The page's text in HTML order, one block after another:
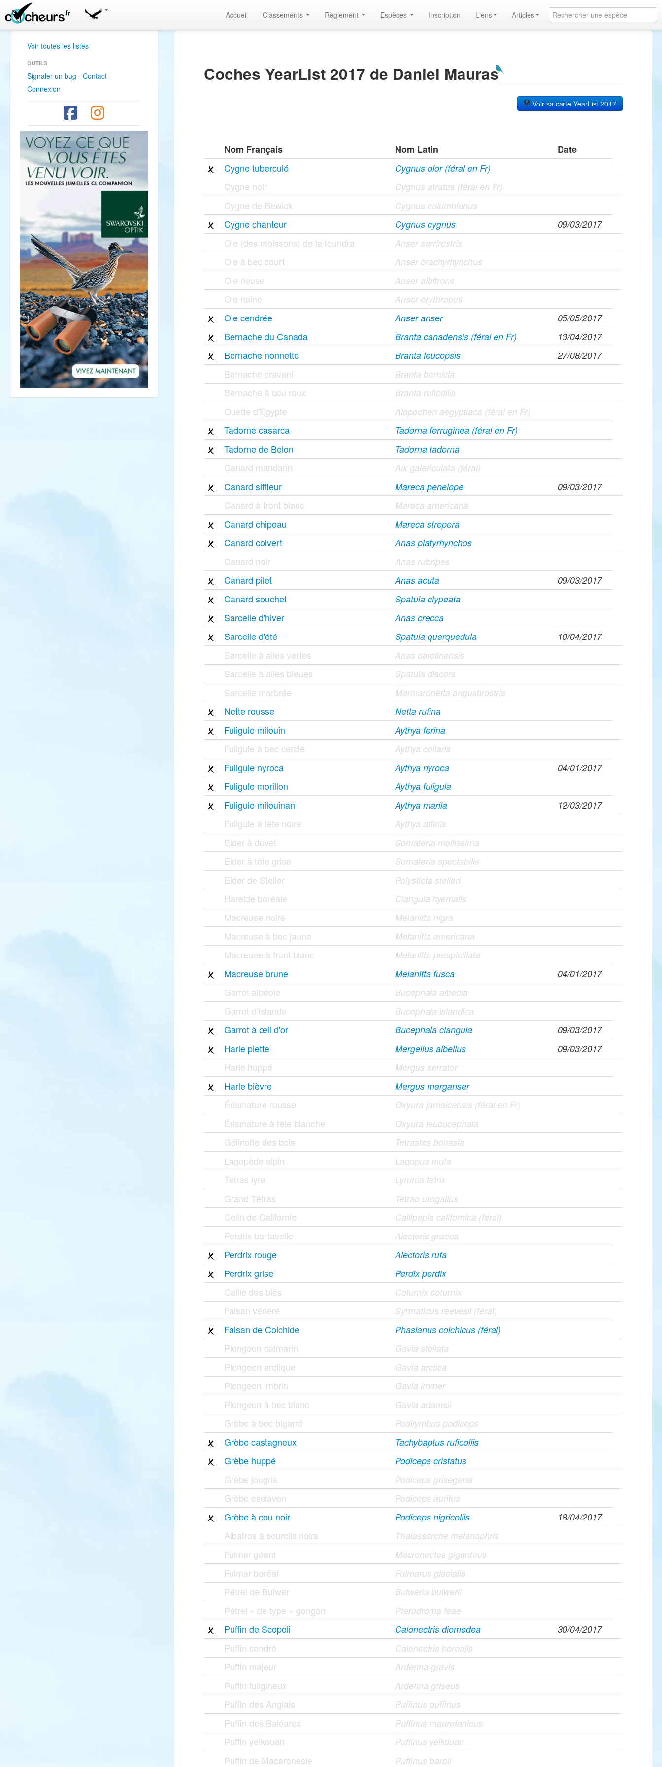
Accueil Classements Règlement Espèces Inscription Liens Articles
Voir toutes les listes
OUTILS
Signaler un bug - Contact
Connexion
Coches YearList 2017 de Daniel Mauras
Voir sa carte YearList 2017
Nom Français Nom Latin
Date
Cygne tuberculé
Cygnus olor (féral en Fr)
Cygne noir Cygnus atratus (féral en Fr)
Cygne de Bewick Cygnus columbianus
Cygne chanteur Cygnus cygnus 09/03/2017
Oie (des moissons) de la toundra Anser serrirostris
Oie à bec court Anser brachyrhynchus
Oie rieuse Anser albifrons
Oie naine Anser erythropus
Oie cendrée Anser anser 05/05/2017
Bernache du Canada Branta canadensis (féral en Fr) 13/04/2017
Bernache nonnette Branta leucopsis 27/08/2017
Bernache cravant Branta bernicla
Bernache à cou roux Branta ruficollis
Ouette d'Egypte Alopochen aegyptiaca (féral en Fr)
Tadorne casarca Tadorna ferruginea (féral en Fr)
Tadorne de Belon Tadorna tadorna
Canard mandarin Aix galericulata (féral)
Canard siffleur Mareca penelope 09/03/2017
Canard à front blanc Mareca americana
Canard chipeau Mareca strepera
Canard colvert Anas platyrhynchos
Canard noir Anas rubripes
Canard pilet Anas acuta 09/03/2017
Canard souchet Spatula clypeata
Sarcelle d'hiver Anas crecca
Sarcelle d'été Spatula querquedula 10/04/2017
Sarcelle à ailes vertes Anas carolinensis
Sarcelle à ailes bleues Spatula discors
Sarcelle marbrée Marmaronetta angustirostris
Nette rousse Netta rufina
Fuligule milouin Aythya ferina
Fuligule à bec cerclé Aythya collaris
Fuligule nyroca Aythya nyroca 04/01/2017
Fuligule morillon Aythya fuligula
Fuligule milouinan Aythya marila 12/03/2017
Fuligule à tête noire Aythya affinis
Eider à duvet Somateria mollissima
Eider à tête grise Somateria spectabilis
Eider de Steller Polysticta stelleri
Harelde boréale Clangula hyemalis
Macreuse noire Melanitta nigra
Macreuse à bec jaune Melanitta americana
Macreuse à front blanc Melanitta perspicillata
Macreuse brune Melanitta fusca 04/01/2017
Garrot albéole Bucephala albeola
Garrot d'Islande Bucephala islandica
Garrot à œil d'or Bucephala clangula 09/03/2017
Harle piette Mergellus albellus 09/03/2017
Harle huppé Mergus serrator
Harle bièvre Mergus merganser
Érismature rousse Oxyura jamaicensis (féral en Fr)
Érismature à tête blanche Oxyura leucocephala
Gélinotte des bois Tetrastes bonasia
Lagopède alpin Lagopus muta
Tétras lyre Lyrurus tetrix
Grand Tétras Tetrao urogallus
Colin de Californie Callipepla californica (féral)
Perdrix bartavelle Alectoris graeca
Perdrix rouge Alectoris rufa
Perdrix grise Perdix perdix
Caille des blés Coturnix coturnix
Faisan vénéré Syrmaticus reevesii (féral)
Faisan de Colchide Phasianus colchicus (féral)
Plongeon catmarin Gavia stellata
Plongeon arctique Gavia arctica
Plongeon imbrin Gavia immer
Plongeon à bec blanc Gavia adamsii
Grèbe à bec bigarré Podilymbus podiceps
Grèbe castagneux Tachybaptus ruficollis
Grèbe huppé Podiceps cristatus
Grèbe jougris Podiceps grisegena
Grèbe esclavon Podiceps auritus
Grèbe à cou noir Podiceps nigricollis 18/04/2017
Albatros à sourcils noirs Thalassarche melanophris
Fulmar géant Macronectes giganteus
Fulmar boréal Fulmarus glacialis
Pétrel de Bulwer Bulweria bulwerii
Pétrel « de type » gongon Pterodroma feae
Puffin de Scopoli Calonectris diomedea 30/04/2017
Puffin cendré Calonectris borealis
Puffin majeur Ardenna gravis
Puffin fuligineux Ardenna griseus
Puffin des Anglais Puffinus puffinus
Puffin des Baléares Puffinus mauretanicus
Puffin yelkouan Puffinus yelkouan
Puffin de Macaronésie Puffinus baroli